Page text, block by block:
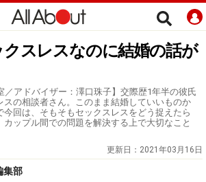
スレスなのに結婚の話が
／アドバイザー：澤口珠子】交際歴1年半の彼氏
スの相談者さん。このまま結婚していいものか
回は、そもそもセックスレスをどう捉えたら
カップル間での問題を解決する上で大切なこと
更新日： 2021年03月16日
集部